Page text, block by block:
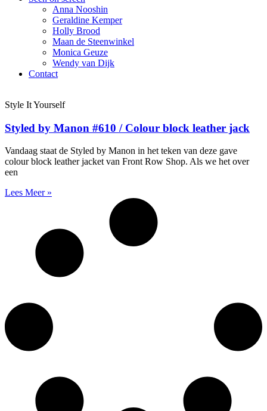
Anna Nooshin
Geraldine Kemper
Holly Brood
Maan de Steenwinkel
Monica Geuze
Wendy van Dijk
Contact
Style It Yourself
Styled by Manon #610 / Colour block leather jack
Vandaag staat de Styled by Manon in het teken van deze gave
colour block leather jacket van Front Row Shop. Als we het over
een
Lees Meer »